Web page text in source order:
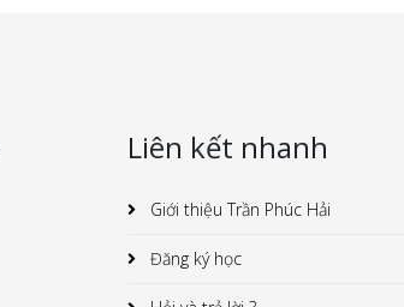
Liên kết nhanh
Giới thiệu Trần Phúc Hải
Đăng ký học